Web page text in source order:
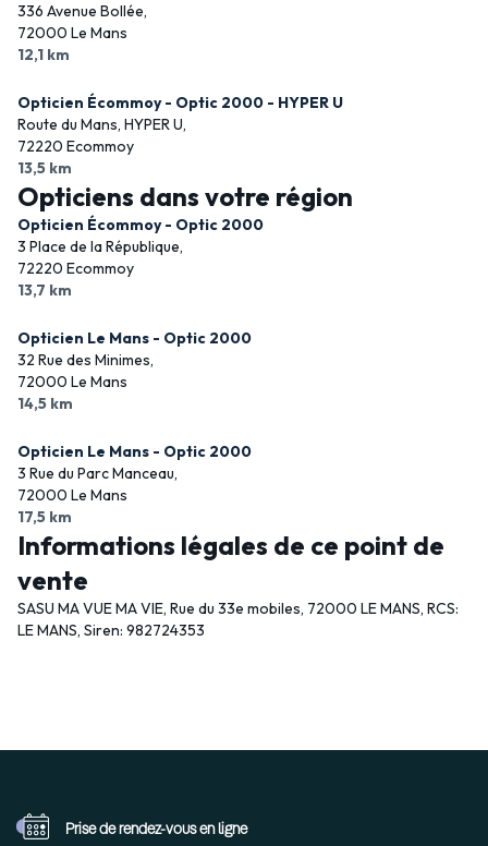
336 Avenue Bollée,
72000 Le Mans
12,1 km
Opticien Écommoy - Optic 2000 - HYPER U
Route du Mans, HYPER U,
72220 Ecommoy
13,5 km
Opticiens dans votre région
Opticien Écommoy - Optic 2000
3 Place de la République,
72220 Ecommoy
13,7 km
Opticien Le Mans - Optic 2000
32 Rue des Minimes,
72000 Le Mans
14,5 km
Opticien Le Mans - Optic 2000
3 Rue du Parc Manceau,
72000 Le Mans
17,5 km
Informations légales de ce point de
vente
SASU MA VUE MA VIE, Rue du 33e mobiles, 72000 LE MANS, RCS:
LE MANS, Siren: 982724353
Prise de rendez-vous en ligne